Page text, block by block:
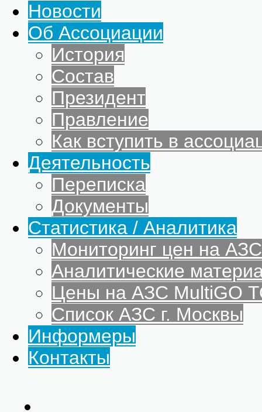
Новости
Об Ассоциации
История
Состав
Президент
Правление
Как вступить в
Деятельность
Переписка
Документы
Статистика / Аналитика
Мониторинг цен на
Аналитические
Цены на АЗС MultiGO
Список АЗС г. Москвы
Информеры
Контакты